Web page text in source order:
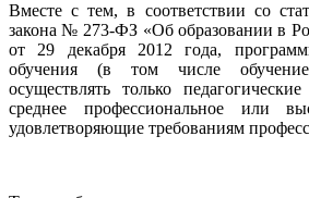
Вместе с тем, в соответствии со
закона № 273-ФЗ «Об образовании в
от 29 декабря 2012 года,
обучения (в том числе
осуществлять только
среднее профессиональное или
удовлетворяющие требованиям